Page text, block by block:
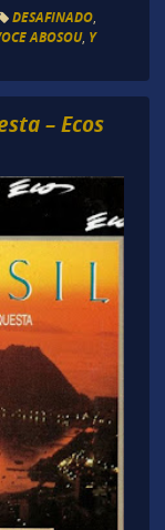
DESAFINADO,
ABOSOU, Y
– Ecos